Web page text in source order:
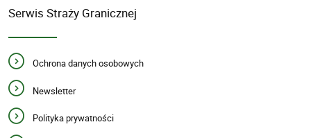
Serwis Straży Granicznej
Ochrona danych osobowych
Newsletter
Polityka prywatności